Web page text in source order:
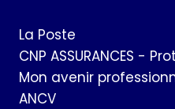
La Poste
CNP ASSURANCES -
Mon avenir
ANCV